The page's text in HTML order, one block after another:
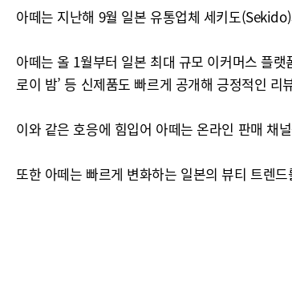
아떼는 지난해 9월 일본 유통업체 세키도
아떼는 올 1월부터 일본 최대 규모 이커머스 플
로이 밤’ 등 신제품도 빠르게 공개해 긍정적인
이와 같은 호응에 힘입어 아떼는 온라인 판매 채
또한 아떼는 빠르게 변화하는 일본의 뷰티 트렌